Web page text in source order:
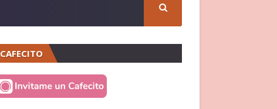
CAFECITO